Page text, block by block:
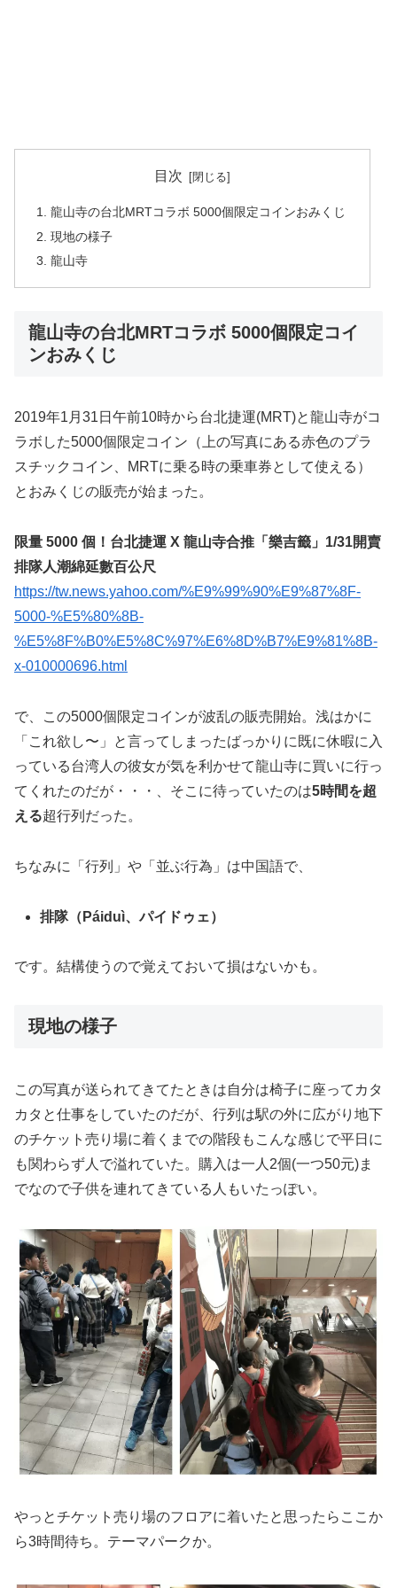
目次
龍山寺の台北MRTコラボ 5000個限定コインおみくじ
現地の様子
龍山寺
龍山寺の台北MRTコラボ 5000個限定コイ
ンおみくじ
2019年1月31日午前10時から台北捷運(MRT)と龍山寺がコ
ラボした5000個限定コイン（上の写真にある赤色のプラ
スチックコイン、MRTに乗る時の乗車券として使える）
とおみくじの販売が始まった。
限量 5000 個！台北捷運 X 龍山寺合推「樂吉籤」1/31開賣
排隊人潮綿延數百公尺
https://tw.news.yahoo.com/%E9%99%90%E9%87%8F-
5000-%E5%80%8B-
%E5%8F%B0%E5%8C%97%E6%8D%B7%E9%81%8B-
x-010000696.html
で、この5000個限定コインが波乱の販売開始。浅はかに
「これ欲し〜」と言ってしまったばっかりに既に休暇に入
っている台湾人の彼女が気を利かせて龍山寺に買いに行っ
てくれたのだが・・・、そこに待っていたのは5時間を超
える超行列だった。
ちなみに「行列」や「並ぶ行為」は中国語で、
排隊（Páiduì、パイドゥェ）
です。結構使うので覚えておいて損はないかも。
現地の様子
この写真が送られてきてたときは自分は椅子に座ってカタ
カタと仕事をしていたのだが、行列は駅の外に広がり地下
のチケット売り場に着くまでの階段もこんな感じで平日に
も関わらず人で溢れていた。購入は一人2個(一つ50元)ま
でなので子供を連れてきている人もいたっぽい。
やっとチケット売り場のフロアに着いたと思ったらここか
ら3時間待ち。テーマパークか。